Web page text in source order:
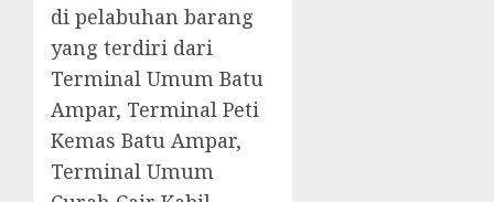
di pelabuhan barang
yang terdiri dari
Terminal Umum Batu
Ampar, Terminal Peti
Kemas Batu Ampar,
Terminal Umum